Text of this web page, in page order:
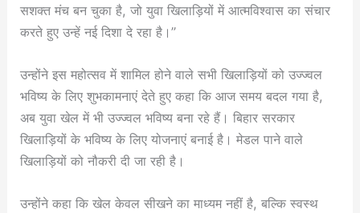
सशक्त मंच बन चुका है, जो युवा खिलाड़ियों में आत्मविश्वास का संचार
करते हुए उन्हें नई दिशा दे रहा है।”
उन्होंने इस महोत्सव में शामिल होने वाले सभी खिलाड़ियों को उज्ज्वल
भविष्य के लिए शुभकामनाएं देते हुए कहा कि आज समय बदल गया है,
अब युवा खेल में भी उज्ज्वल भविष्य बना रहे हैं। बिहार सरकार
खिलाड़ियों के भविष्य के लिए योजनाएं बनाई है। मेडल पाने वाले
खिलाड़ियों को नौकरी दी जा रही है।
उन्होंने कहा कि खेल केवल सीखने का माध्यम नहीं है, बल्कि स्वस्थ